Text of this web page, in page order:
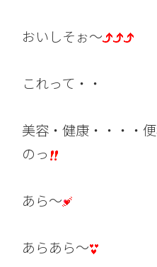
おいしそぉ～
これって・・
美容・健康・・・・
のっ
あら～
あらあら～